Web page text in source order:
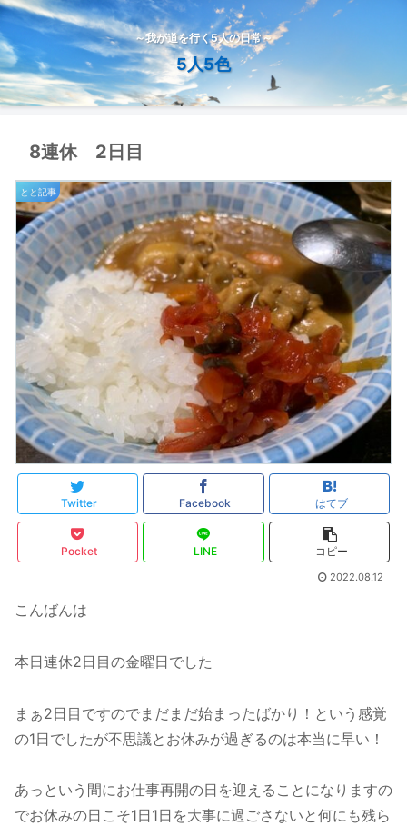
～我が道を行く5人の日常～
5人5色
8連休 2日目
とと記事
Twitter Facebook はてブ
Pocket LINE コピー
2022.08.12
こんばんは
本日連休2日目の金曜日でした
まぁ2日目ですのでまだまだ始まったばかり！という感覚
の1日でしたが不思議とお休みが過ぎるのは本当に早い！
あっという間にお仕事再開の日を迎えることになりますの
でお休みの日こそ1日1日を大事に過ごさないと何にも残ら